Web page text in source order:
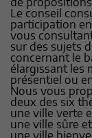
Le conseil
participation
vous
sur des sujets
concernant le
élargissant les
présentiel ou
Nous vous
deux des six
une ville verte
une ville sûre
une ville